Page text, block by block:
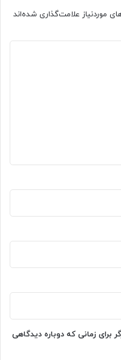
موردنیاز علامت‌گذاری شده‌اند
برای زمانی که دوباره دیدگاهی